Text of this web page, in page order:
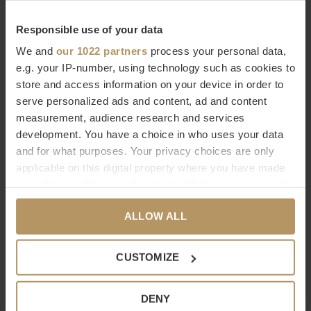
Responsible use of your data
We and our 1022 partners process your personal data,
e.g. your IP-number, using technology such as cookies to
store and access information on your device in order to
serve personalized ads and content, ad and content
measurement, audience research and services
development. You have a choice in who uses your data
and for what purposes. Your privacy choices are only
applicable on this digital property where you have made
any time from the Cookie Declaration or by clicking on
the Privacy trigger icon.
If you allow, we would also like to:
ALLOW ALL
CUSTOMIZE
DENY
interieur. Kortom, een echte eyecatcher voor op een
salontafel of dressoir.
Afmetingen:
Small: 47(l) x 25(b) x 12(h) cm
Large: 49,5(l) x 34(b) x 12(h) cm
Woonaccessoires van RAF deluxe zijn
Met de woonaccessoires van RAF deluxe geef jejouw living
. Dit Nederlandse merk staat garant voor
hoogwaardige kwaliteiten en bijzondere designs. Ben je
opzoek naar exclusieve woonaccessoires met een chique